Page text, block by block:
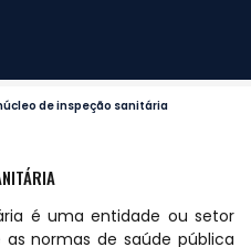
de inspeção sanitária
é uma entidade ou setor
normas de saúde pública